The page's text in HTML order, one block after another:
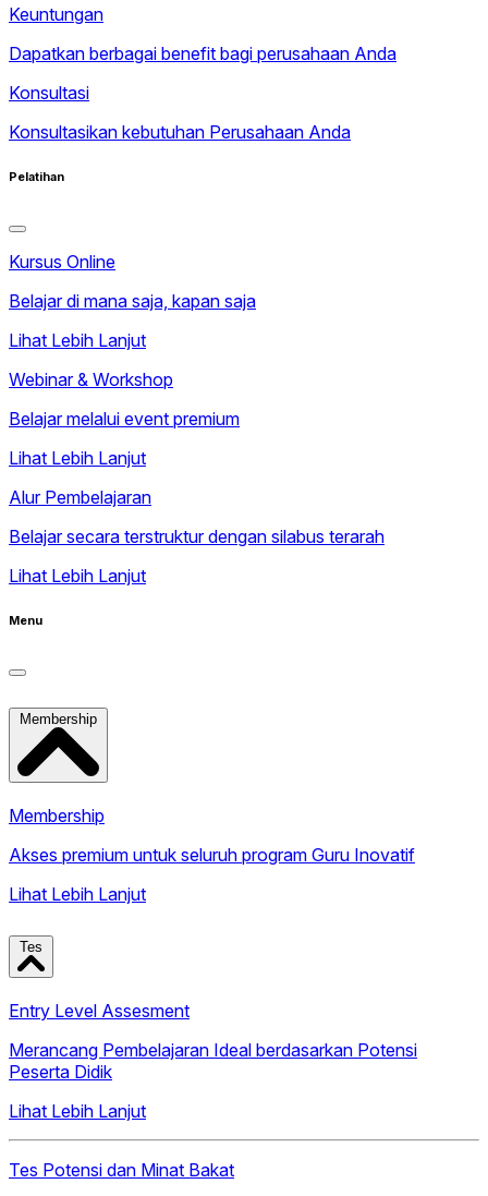
Keuntungan
Dapatkan berbagai benefit bagi perusahaan Anda
Konsultasi
Konsultasikan kebutuhan Perusahaan Anda
Pelatihan
Kursus Online
Belajar di mana saja, kapan saja
Lihat Lebih Lanjut
Webinar & Workshop
Belajar melalui event premium
Lihat Lebih Lanjut
Alur Pembelajaran
Belajar secara terstruktur dengan silabus terarah
Lihat Lebih Lanjut
Menu
Membership
Membership
Akses premium untuk seluruh program Guru Inovatif
Lihat Lebih Lanjut
Tes
Entry Level Assesment
Merancang Pembelajaran Ideal berdasarkan Potensi
Peserta Didik
Lihat Lebih Lanjut
Tes Potensi dan Minat Bakat